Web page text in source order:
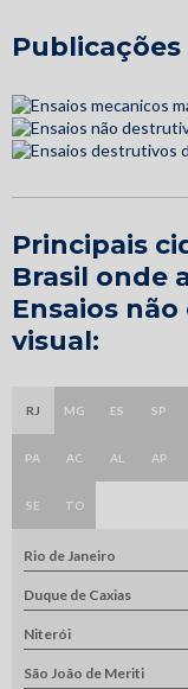
Principais
Brasil onde
Ensaios
visual:
RJ MG ES SP
PA AC AL AP
SE TO
Rio de Janeiro
Duque de Caxias
Niterói
São João de Meriti